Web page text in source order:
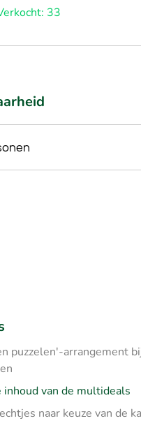
33
puzzelen'-arrangement
inhoud van de multideals
naar keuze van de